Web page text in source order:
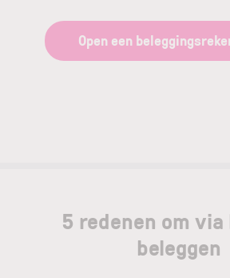
Open een
5 redenen om via
beleggen